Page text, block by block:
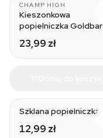
CHAMP HIGH
Kieszonkowa
popielniczka Goldbar
23,99 zł
Szklana popielniczka
12,99 zł